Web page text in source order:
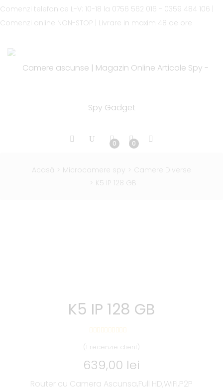
Comenzi telefonice L-V: 10-18 la 0756 562 016 - 0359 484 106
Comenzi online NON-STOP Livrare in maxim 48 de ore
0 0
Acasă Microcamere spy
Camere Diverse
K5 IP 128 GB
K5 IP 128 GB
(1 recenzie client)
639,00 lei
Router cu Camera Ascunsa,Full HD,WiFi,P2P